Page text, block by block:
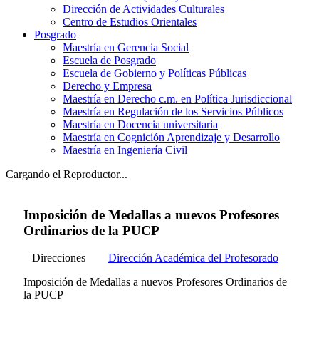
Dirección de Actividades Culturales
Centro de Estudios Orientales
Posgrado
Maestría en Gerencia Social
Escuela de Posgrado
Escuela de Gobierno y Políticas Públicas
Derecho y Empresa
Maestría en Derecho c.m. en Política Jurisdiccional
Maestría en Regulación de los Servicios Públicos
Maestría en Docencia universitaria
Maestría en Cognición Aprendizaje y Desarrollo
Maestría en Ingeniería Civil
Cargando el Reproductor...
Imposición de Medallas a nuevos Profesores
Ordinarios de la PUCP
Direcciones
Dirección Académica del Profesorado
Imposición de Medallas a nuevos Profesores Ordinarios de
la PUCP